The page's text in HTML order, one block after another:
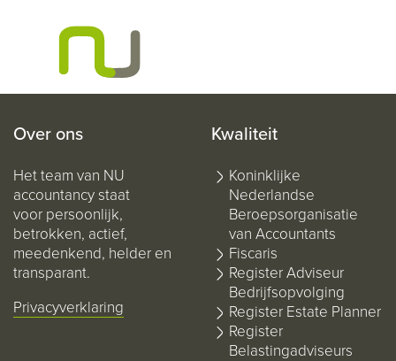
Over ons
Het team van NU
accountancy staat
voor persoonlijk,
betrokken, actief,
meedenkend, helder en
transparant.
Privacyverklaring
Kwaliteit
Koninklijke
Nederlandse
Beroepsorganisatie
van Accountants
Fiscaris
Register Adviseur
Bedrijfsopvolging
Register Estate Planner
Register
Belastingadviseurs